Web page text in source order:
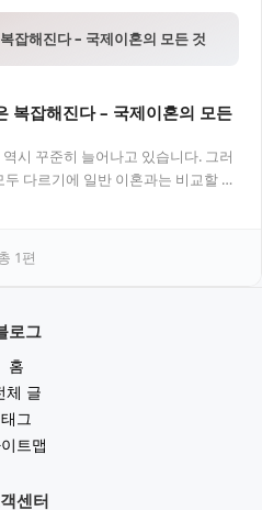
잡해진다 – 국제이혼의 모든 것
복잡해진다 – 국제이혼의 모든
시 꾸준히 늘어나고 있습니다. 그러
다르기에 일반 이혼과는 비교할 수
서는…
1편
로그
홈
체 글
태그
트맵
센터